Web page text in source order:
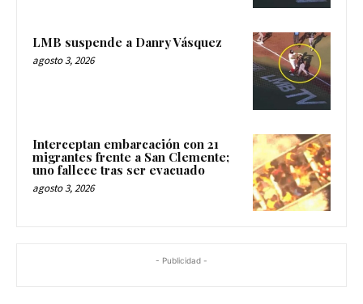
LMB suspende a Danry Vásquez
agosto 3, 2026
Interceptan embarcación con 21
migrantes frente a San Clemente;
uno fallece tras ser evacuado
agosto 3, 2026
- Publicidad -